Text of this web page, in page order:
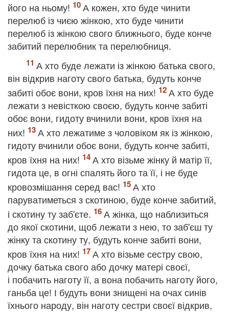
його на ньому!
А кожен, хто буде чинити
перелюб із чиєю жінкою, хто буде чинити
перелюб із жінкою свого ближнього, буде конче
забитий перелюбник та перелюбниця.
А хто буде лежати із жінкою батька свого,
він відкрив наготу свого батька, будуть конче
забиті обоє вони, кров їхня на них!
А хто буде
лежати з невісткою своєю, будуть конче забиті
обоє вони, гидоту вчинили вони, кров їхня на
них!
А хто лежатиме з чоловіком як із жінкою,
гидоту вчинили обоє вони, будуть конче забиті,
кров їхня на них!
А хто візьме жінку й матір її,
гидота це, в огні спалять його та її, і не буде
кровозмішання серед вас!
А хто
паруватиметься з скотиною, буде конче забитий,
і скотину ту заб'єте.
А жінка, що наблизиться
до якої скотини, щоб лежати з нею, то заб'єш ту
жінку та скотину ту, будуть конче забиті вони,
кров їхня на них!
А хто візьме сестру свою,
дочку батька свого або дочку матері своєї,
і побачить наготу її, а вона побачить наготу його,
ганьба це! І будуть вони знищені на очах синів
їхнього народу, він наготу сестри своєї відкрив,